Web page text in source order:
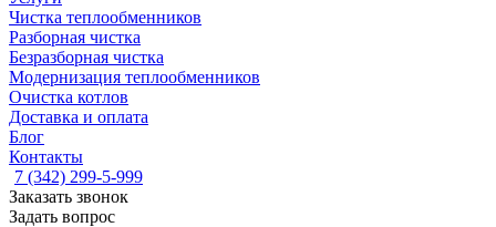
Чистка теплообменников
Разборная чистка
Безразборная чистка
Модернизация теплообменников
Очистка котлов
Доставка и оплата
Блог
Контакты
7 (342) 299-5-999
Заказать звонок
Задать вопрос